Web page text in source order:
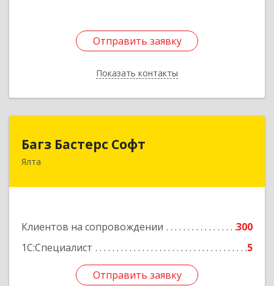
Отправить заявку
Показать контакты
Отправить заявку
Назад
Багз Бастерс Софт
Ялта
Клиентов на сопровождении
300
1С:Специалист
5
Отправить заявку
Багз Бастерс Софт
298603, Крым Респ, Ялта г, Свердлова ул, дом №
Отправить заявку